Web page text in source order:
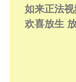
如来正法视
欢喜放生